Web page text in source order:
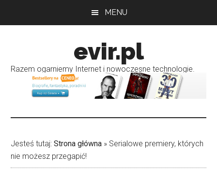
MENU
evir.pl
Razem ogarniemy Internet i nowoczesne technologie.
Jesteś tutaj:Strona główna » Serialowe premiery, których
nie możesz przegapić!